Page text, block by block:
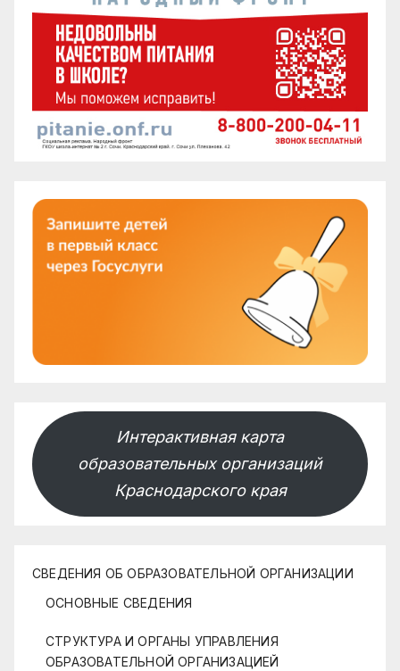
Интерактивная карта
образовательных организаций
Краснодарского края
СВЕДЕНИЯ ОБ ОБРАЗОВАТЕЛЬНОЙ ОРГАНИЗАЦИИ
ОСНОВНЫЕ СВЕДЕНИЯ
СТРУКТУРА И ОРГАНЫ УПРАВЛЕНИЯ
ОБРАЗОВАТЕЛЬНОЙ ОРГАНИЗАЦИЕЙ